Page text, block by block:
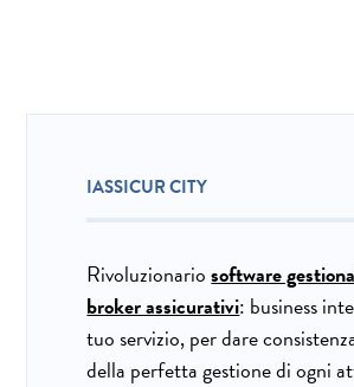
IASSICUR CITY
Rivoluzionariosoftware
broker assicurativi: business
tuo servizio, per dare
della perfetta gestione di ogni